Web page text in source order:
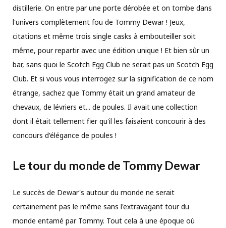
distillerie. On entre par une porte dérobée et on tombe dans
l'univers complètement fou de Tommy Dewar ! Jeux,
citations et même trois single casks à embouteiller soit
même, pour repartir avec une édition unique ! Et bien sûr un
bar, sans quoi le Scotch Egg Club ne serait pas un Scotch Egg
Club. Et si vous vous interrogez sur la signification de ce nom
étrange, sachez que Tommy était un grand amateur de
chevaux, de lévriers et... de poules. Il avait une collection
dont il était tellement fier qu'il les faisaient concourir à des
concours d'élégance de poules !
Le tour du monde de Tommy Dewar
Le succès de Dewar's autour du monde ne serait
certainement pas le même sans l'extravagant tour du
monde entamé par Tommy. Tout cela à une époque où